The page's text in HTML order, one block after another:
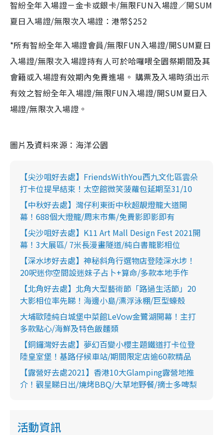
智紛全年入場證－金卡或銀卡/無限FUN入場證／開SUM
夏日入場證/無限次入場證：港幣$252
*所有智紛全年入場證會員/無限FUN入場證/開SUM夏日
入場證/無限次入場證持有人可於哈囉喂全園祭期間及其
會籍或入場證有效期內免費進場。 購票及入場時須出示
有效之智紛全年入場證/無限FUN入場證/開SUM夏日入
場證/無限次入場證。
圖片及資料來源：海洋公園
【尖沙咀好去處】FriendsWithYou西九文化區雲朵
打卡位提早結束！太空館微笑菠蘿包延期至31/10
【中秋好去處】灣仔利東街中秋超靚燈籠大道開
幕！688個大燈籠/周末市集/免費影即影即有
【尖沙咀好去處】K11 Art Mall Design Fest 2021開
幕！3大展區/ 7米長漫畫隧道/純白書籠影相位
【深水埗好去處】神秘斜角行選物店登陸深水埗！
20呎迷你空間設迷妹子占卜+算命/多款本地手作
【北角好去處】北角大型藝術節「路過生活節」20
大影相位率先睇！海邊小島/漂浮泳棚/巨型蠔殼
大埔歐陸純白城堡中菜館LeVow金鷺湖開幕！主打
多款點心/海鮮及特色飯麵類
【銅鑼灣好去處】夢幻百變小櫻主題鐵道打卡位登
陸皇室堡！基路仔候車站/期間限定店逾60款精品
【露營好去處2021】香港10大Glamping露營地推
介！觀星睇日出/燒烤BBQ/大草地野餐/摘士多啤梨
活動資訊